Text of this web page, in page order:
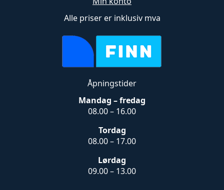
Alle priser er inklusiv mva
Åpningstider
Mandag – fredag
08.00 – 16.00
Tordag
08.00 – 17.00
Lørdag
09.00 – 13.00